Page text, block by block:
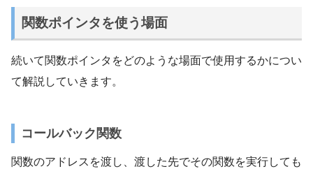
関数ポインタを使う場面
続いて関数ポインタをどのような場面で使用するかについ
て解説していきます。
コールバック関数
関数のアドレスを渡し、渡した先でその関数を実行しても